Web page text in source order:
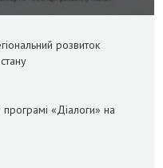
розвиток
«Діалоги» на